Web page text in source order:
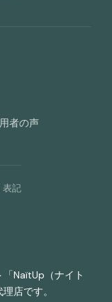
者の声
表記
NaïtUp（ナイト
店です。